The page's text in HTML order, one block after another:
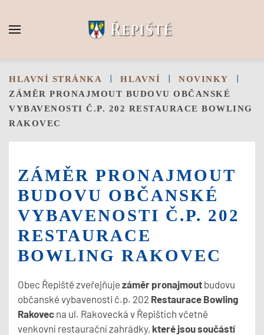
Skip to main content
HLAVNÍ STRÁNKA HLAVNÍ
NOVINKY
ZÁMĚR PRONAJMOUT BUDOVU OBČANSKÉ
VYBAVENOSTI Č.P. 202 RESTAURACE BOWLING
RAKOVEC
ZÁMĚR PRONAJMOUT
BUDOVU OBČANSKÉ
VYBAVENOSTI Č.P. 202
RESTAURACE
BOWLING RAKOVEC
Obec Řepiště zveřejňuje záměr pronajmout budovu
občanské vybavenosti č.p. 202 Restaurace Bowling
Rakovec na ul. Rakovecká v Řepištích včetně
venkovní restaurační zahrádky, které jsou součástí